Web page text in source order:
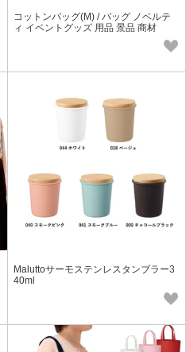
コットンバッグ(M) / バッグ ノベルテ
ィ イベントグッズ 用品 景品 商材
Maluttoサーモステンレスタンブラー3
40ml